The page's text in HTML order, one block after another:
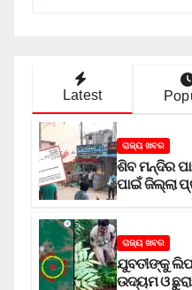
Latest
ରାଜ୍ୟ ଖବର
ଶିବ ମନ୍ଦିର
ପାଇଁ ଜିଲ୍ଲା
ରାଜ୍ୟ ଖବର
ଯୁବତୀଙ୍କୁ
ଉଦ୍ୟମ ଓ